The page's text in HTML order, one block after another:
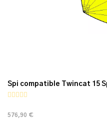
Spi compatible Twincat 15
576,90 €